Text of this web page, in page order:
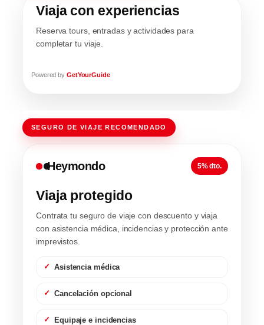
Viaja con experiencias
Reserva tours, entradas y actividades para
completar tu viaje.
Powered by GetYourGuide
SEGURO DE VIAJE RECOMENDADO
Heymondo 5% dto.
Viaja protegido
Contrata tu seguro de viaje con descuento y viaja
con asistencia médica, incidencias y protección ante
imprevistos.
Asistencia médica
Cancelación opcional
Equipaje e incidencias